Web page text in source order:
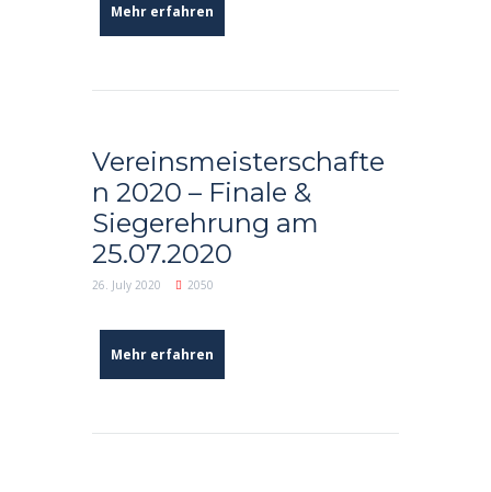
Mehr erfahren
Vereinsmeisterschafte
n 2020 – Finale &
Siegerehrung am
25.07.2020
26. July 2020 2050
Mehr erfahren